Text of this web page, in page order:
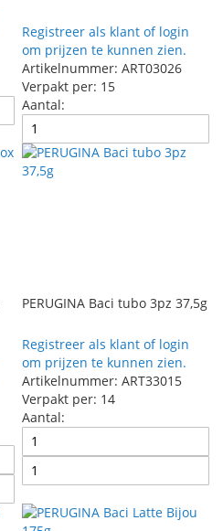
Registreer als klant of login
om prijzen te kunnen zien.
Artikelnummer: ART03026
Verpakt per: 15
Aantal:
PERUGINA Baci tubo 3pz 37,5g
Registreer als klant of login
om prijzen te kunnen zien.
Artikelnummer: ART33015
Verpakt per: 14
Aantal: